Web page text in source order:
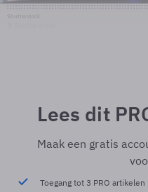
Lees dit
Maak een gratis
Toegang tot 3 PRO artikelen